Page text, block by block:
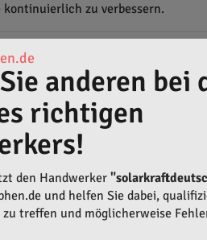
kontinuierlich zu verbessern.
anderen bei
richtigen
den Handwerker
und helfen Sie dabei,
treffen und möglicherweise